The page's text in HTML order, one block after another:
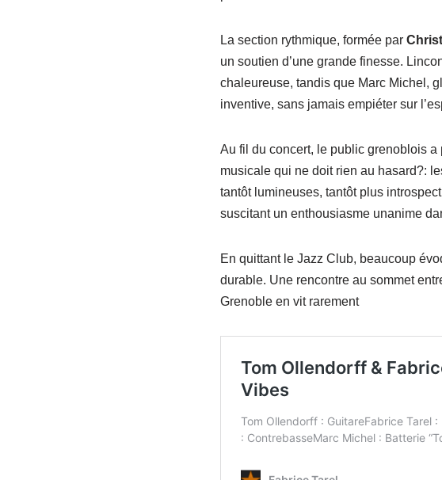
La section rythmique, formée par
un soutien d’une grande finesse.
chaleureuse, tandis que Marc Michel,
inventive, sans jamais empiéter sur
Au fil du concert, le public grenoblois
musicale qui ne doit rien au hasard?:
tantôt lumineuses, tantôt plus
suscitant un enthousiasme unanime
En quittant le Jazz Club, beaucoup
durable. Une rencontre au sommet
Grenoble en vit rarement